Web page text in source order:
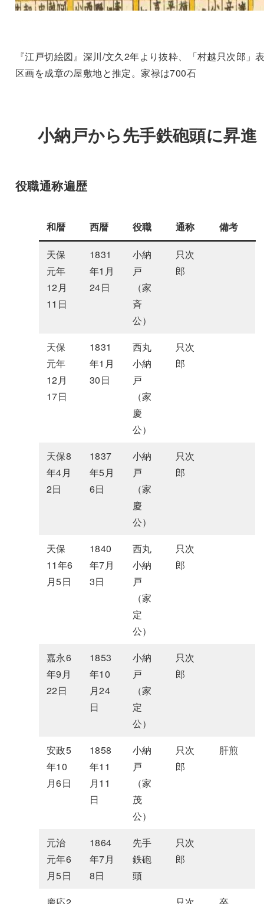
『江戸切絵図』深川/文久2年より抜粋、「村越只次郎」
区画を成章の屋敷地と推定。家禄は700石
小納戸から先手鉄砲頭に昇進
役職通称遍歴
和暦 西暦 役職 通称 備考
天保
元年
12月
11日
1831
年1月
24日
小納
戸
（家
斉
公）
只次
郎
天保
元年
12月
17日
1831
年1月
30日
西丸
小納
戸
（家
慶
公）
只次
郎
天保8
年4月
2日
1837
年5月
6日
小納
戸
（家
慶
公）
只次
郎
天保
11年6
月5日
1840
年7月
3日
西丸
小納
戸
（家
定
公）
只次
郎
嘉永6
年9月
22日
1853
年10
月24
日
小納
戸
（家
定
公）
只次
郎
安政5
年10
月6日
1858
年11
月11
日
小納
戸
（家
茂
公）
只次
郎
肝煎
元治
元年6
月5日
1864
年7月
8日
先手
鉄砲
頭
只次
郎